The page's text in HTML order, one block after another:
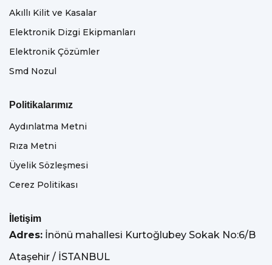
Akıllı Kilit ve Kasalar
Elektronik Dizgi Ekipmanları
Elektronik Çözümler
Smd Nozul
Politikalarımız
Aydınlatma Metni
Rıza Metni
Üyelik Sözleşmesi
Cerez Politikası
İletişim
Adres: İnönü mahallesi Kurtoğlubey Sokak No:6/B
Ataşehir / İSTANBUL